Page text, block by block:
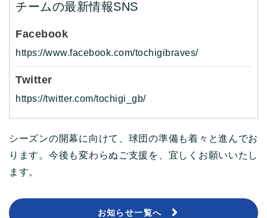
チームの最新情報SNS
Facebook
https://www.facebook.com/tochigibraves/
Twitter
https://twitter.com/tochigi_gb/
シーズンの開幕に向けて、球団の準備も着々と進んでお
ります。今後も変わらぬご支援を、宜しくお願いいたし
ます。
お知らせ一覧へ